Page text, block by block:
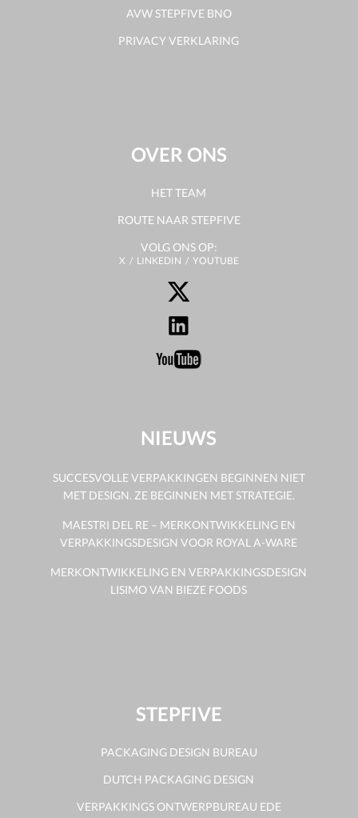
AVW STEPFIVE BNO
PRIVACY VERKLARING
OVER ONS
HET TEAM
ROUTE NAAR STEPFIVE
VOLG ONS OP:
X LINKEDIN YOUTUBE
NIEUWS
SUCCESVOLLE VERPAKKINGEN BEGINNEN NIET
MET DESIGN. ZE BEGINNEN MET STRATEGIE.
MAESTRI DEL RE – MERKONTWIKKELING EN
VERPAKKINGSDESIGN VOOR ROYAL A-WARE
MERKONTWIKKELING EN VERPAKKINGSDESIGN
LISIMO VAN BIEZE FOODS
STEPFIVE
PACKAGING DESIGN BUREAU
DUTCH PACKAGING DESIGN
VERPAKKINGS ONTWERPBUREAU EDE